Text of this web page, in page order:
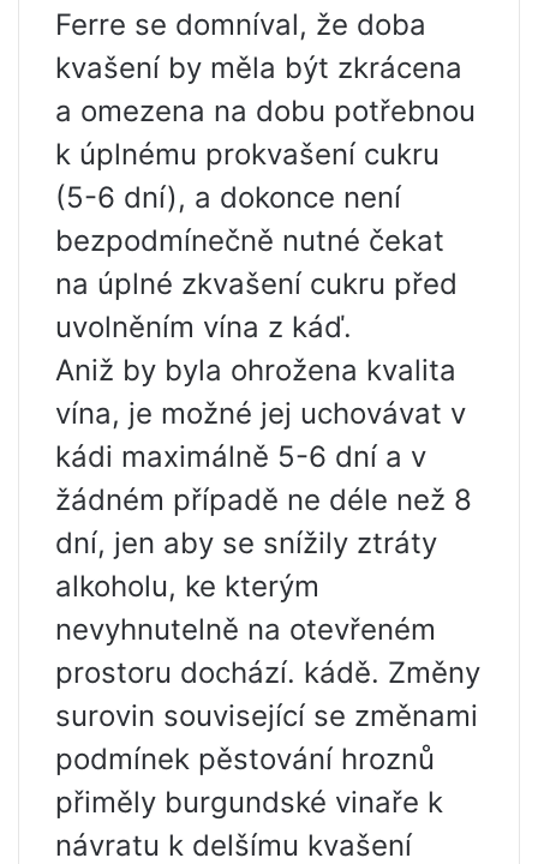
Ferre se domníval, že doba
kvašení by měla být zkrácena
a omezena na dobu potřebnou
k úplnému prokvašení cukru
(5-6 dní), a dokonce není
bezpodmínečně nutné čekat
na úplné zkvašení cukru před
uvolněním vína z káď.
Aniž by byla ohrožena kvalita
vína, je možné jej uchovávat v
kádi maximálně 5-6 dní a v
žádném případě ne déle než 8
dní, jen aby se snížily ztráty
alkoholu, ke kterým
nevyhnutelně na otevřeném
prostoru dochází. kádě. Změny
surovin související se změnami
podmínek pěstování hroznů
přiměly burgundské vinaře k
návratu k delšímu kvašení